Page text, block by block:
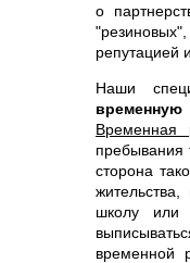
о
репутацией
Наши
Временная
пребывания
сторона
школу или
временной